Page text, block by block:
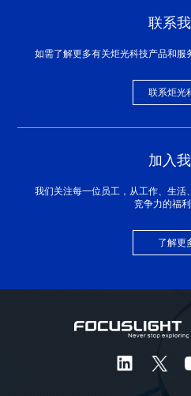
联系
如需了解更多有关炬光科技产品和服
联系炬光
加入
我们关注每一位员工，从工作、生
竞争力的福利
了解更